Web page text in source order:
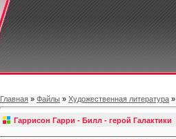
Главная » Файлы » Художественная литература »
Гаррисон Гарри - Билл - герой Галактики